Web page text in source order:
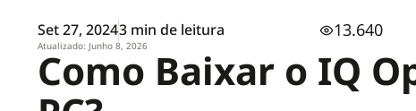
Set 27, 20243 min de leitura
Atualizado: Junho 8, 2026
13.640
Como Baixar o IQ